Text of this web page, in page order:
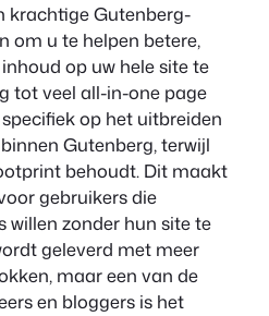
krachtige Gutenberg-
om u te helpen betere,
op uw hele site te
tot veel all-in-one page
op het uitbreiden
Gutenberg, terwijl
behoudt. Dit maakt
gebruikers die
willen zonder hun site te
geleverd met meer
maar een van de
en bloggers is het